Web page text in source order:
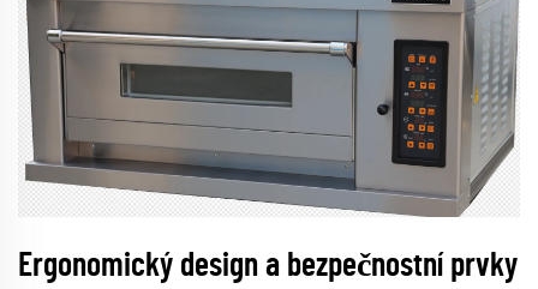
Ergonomický design a bezpečnostní prvky